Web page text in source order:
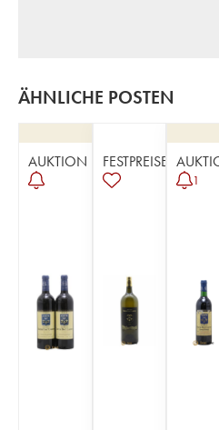
ÄHNLICHE POSTEN
AUKTION FESTPREISE
1